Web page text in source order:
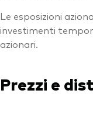
Le esposizioni
investimenti
azionari.
Prezzi e